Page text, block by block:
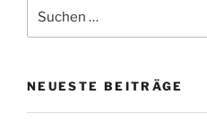
nach:
NEUESTE BEITRÄGE